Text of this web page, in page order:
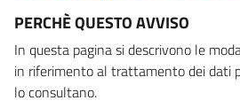
PERCHÈ QUESTO AVVISO
In questa pagina si descrivono le
in riferimento al trattamento dei dati
lo consultano.